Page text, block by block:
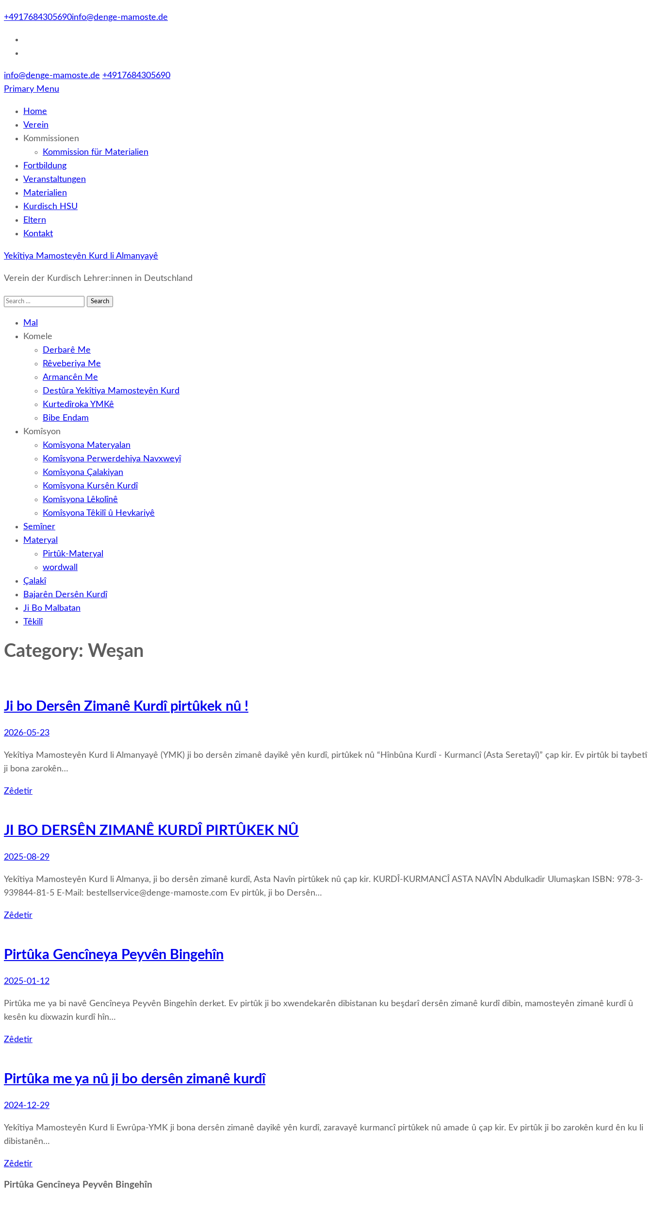
+4917684305690info@denge-mamoste.de
info@denge-mamoste.de +4917684305690
Primary Menu
Home
Verein
Kommissionen
Kommission für Materialien
Fortbildung
Veranstaltungen
Materialien
Kurdisch HSU
Eltern
Kontakt
Yekîtiya Mamosteyên Kurd li Almanyayê
Verein der Kurdisch Lehrer:innen in Deutschland
Search
Mal
Komele
Derbarê Me
Rêveberiya Me
Armancên Me
Destûra Yekîtiya Mamosteyên Kurd
Kurtedîroka YMKê
Bibe Endam
Komîsyon
Komîsyona Materyalan
Komîsyona Perwerdehiya Navxweyî
Komîsyona Çalakiyan
Komîsyona Kursên Kurdî
Komîsyona Lêkolînê
Komîsyona Têkilî û Hevkariyê
Semîner
Materyal
Pirtûk-Materyal
wordwall
Çalakî
Bajarên Dersên Kurdî
Ji Bo Malbatan
Têkilî
Category: Weşan
Ji bo Dersên Zimanê Kurdî pirtûkek nû !
2026-05-23
Yekîtiya Mamosteyên Kurd li Almanyayê (YMK) ji bo dersên zimanê dayikê yên kurdî, pirtûkek nû “Hînbûna Kurdî - Kurmancî (Asta Seretayî)” çap kir. Ev pirtûk bi taybetî
ji bona zarokên…
Zêdetir
JI BO DERSÊN ZIMANÊ KURDÎ PIRTÛKEK NÛ
2025-08-29
Yekîtiya Mamosteyên Kurd li Almanya, ji bo dersên zimanê kurdî, Asta Navîn pirtûkek nû çap kir. KURDÎ-KURMANCÎ ASTA NAVÎN Abdulkadir Ulumașkan ISBN: 978-3-
939844-81-5 E-Mail: bestellservice@denge-mamoste.com Ev pirtûk, ji bo Dersên…
Zêdetir
Pirtûka Gencîneya Peyvên Bingehîn
2025-01-12
Pirtûka me ya bi navê Gencîneya Peyvên Bingehîn derket. Ev pirtûk ji bo xwendekarên dibistanan ku beşdarî dersên zimanê kurdî dibin, mamosteyên zimanê kurdî û
kesên ku dixwazin kurdî hîn…
Zêdetir
Pirtûka me ya nû ji bo dersên zimanê kurdî
2024-12-29
Yekîtiya Mamosteyên Kurd li Ewrûpa-YMK ji bona dersên zimanê dayikê yên kurdî, zaravayê kurmancî pirtûkek nû amade û çap kir. Ev pirtûk ji bo zarokên kurd ên ku li
dibistanên…
Zêdetir
Pirtûka Gencîneya Peyvên Bingehîn